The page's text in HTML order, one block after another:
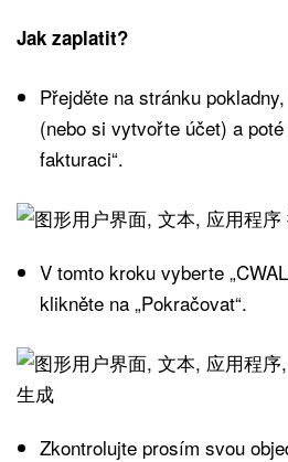
Jak zaplatit?
Přejděte na stránku
(nebo si vytvořte účet) a
fakturaci“.
V tomto kroku vyberte
klikněte na „Pokračovat“.
Zkontrolujte prosím svou